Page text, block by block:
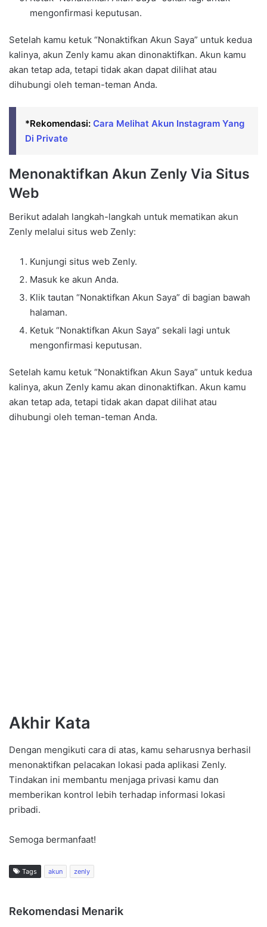
mengonfirmasi keputusan.
Setelah kamu ketuk “Nonaktifkan Akun Saya” untuk kedua
kalinya, akun Zenly kamu akan dinonaktifkan. Akun kamu
akan tetap ada, tetapi tidak akan dapat dilihat atau
dihubungi oleh teman-teman Anda.
*Rekomendasi: Cara Melihat Akun Instagram Yang
Di Private
Menonaktifkan Akun Zenly Via Situs
Web
Berikut adalah langkah-langkah untuk mematikan akun
Zenly melalui situs web Zenly:
Kunjungi situs web Zenly.
Masuk ke akun Anda.
Klik tautan “Nonaktifkan Akun Saya” di bagian bawah
halaman.
Ketuk “Nonaktifkan Akun Saya” sekali lagi untuk
mengonfirmasi keputusan.
Setelah kamu ketuk “Nonaktifkan Akun Saya” untuk kedua
kalinya, akun Zenly kamu akan dinonaktifkan. Akun kamu
akan tetap ada, tetapi tidak akan dapat dilihat atau
dihubungi oleh teman-teman Anda.
Akhir Kata
Dengan mengikuti cara di atas, kamu seharusnya berhasil
menonaktifkan pelacakan lokasi pada aplikasi Zenly.
Tindakan ini membantu menjaga privasi kamu dan
memberikan kontrol lebih terhadap informasi lokasi
pribadi.
Semoga bermanfaat!
Tags akun zenly
Rekomendasi Menarik